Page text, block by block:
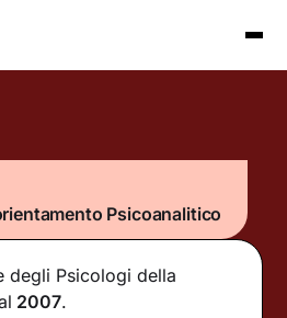
Psicoanalitico
degli Psicologi della
2007.